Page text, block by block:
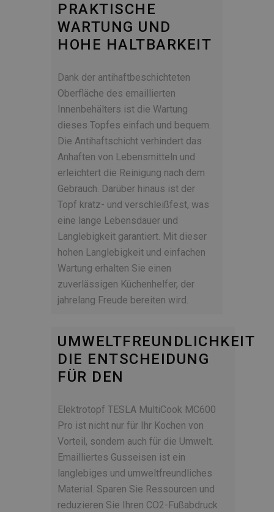
PRAKTISCHE
WARTUNG UND
HOHE HALTBARKEIT
Dank der antihaftbeschichteten
Oberfläche des emaillierten
Innenbehälters ist die Wartung
dieses Topfes einfach und bequem.
Die Antihaftschicht verhindert das
Anhaften von Lebensmitteln und
erleichtert die Reinigung nach dem
Gebrauch. Darüber hinaus ist der
Topf kratz- und verschleißfest, was
eine lange Lebensdauer und
Langlebigkeit garantiert. Mit dieser
hohen Langlebigkeit und einfachen
Wartung erhalten Sie einen
zuverlässigen Küchenhelfer, der
jahrelang Freude bereiten wird.
UMWELTFREUNDLICHKEIT
DIE ENTSCHEIDUNG
FÜR DEN
Elektrotopf TESLA MultiCook MC600
Pro ist nicht nur für Ihr Kochen von
Vorteil, sondern auch für die Umwelt.
Emailliertes Gusseisen ist ein
langlebiges und umweltfreundliches
Material. Sparen Sie Ressourcen und
reduzieren Sie Ihren CO2-Fußabdruck